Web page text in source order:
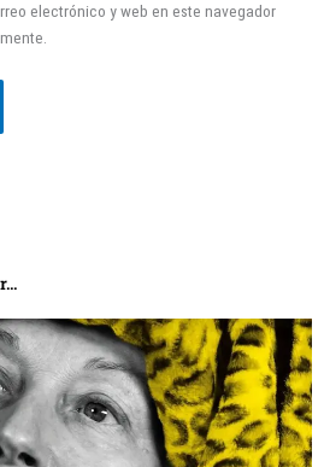
electrónico y web en este navegador